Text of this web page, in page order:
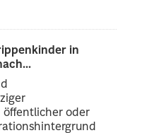
in
öffentlicher oder